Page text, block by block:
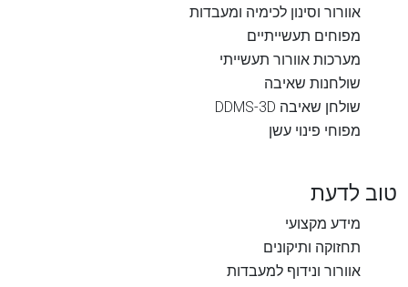
אוורור וסינון לכימיה ומעבדות
מפוחים תעשייתיים
מערכות אוורור תעשייתי
שולחנות שאיבה
שולחן שאיבה DDMS-3D
מפוחי פינוי עשן
טוב לדעת
מידע מקצועי
תחזוקה ותיקונים
אוורור ונידוף למעבדות